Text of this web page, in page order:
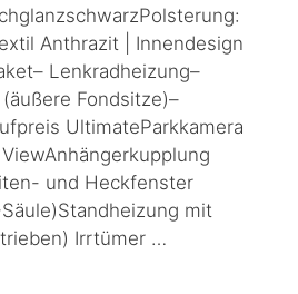
Anthrazit | Innendesign
Lenkradheizung–
Fondsitze)–
UltimateParkkamera
und Heckfenster
mit
Irrtümer …